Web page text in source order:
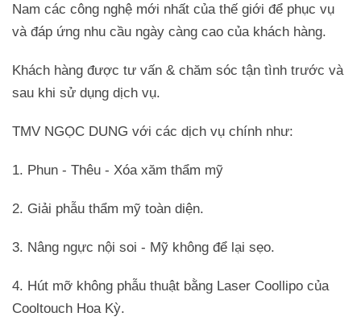
Nam các công nghệ mới nhất của thế giới để phục vụ
và đáp ứng nhu cầu ngày càng cao của khách hàng.
Khách hàng được tư vấn & chăm sóc tận tình trước và
sau khi sử dụng dịch vụ.
TMV NGỌC DUNG với các dịch vụ chính như:
1. Phun - Thêu - Xóa xăm thẩm mỹ
2. Giải phẫu thẩm mỹ toàn diện.
3. Nâng ngực nội soi - Mỹ không để lại sẹo.
4. Hút mỡ không phẫu thuật bằng Laser Coollipo của
Cooltouch Hoa Kỳ.